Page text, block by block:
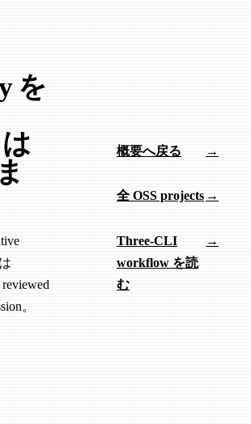
を
。
概要へ戻る →
全 OSS projects →
Three-CLI
workflow を読
む
→